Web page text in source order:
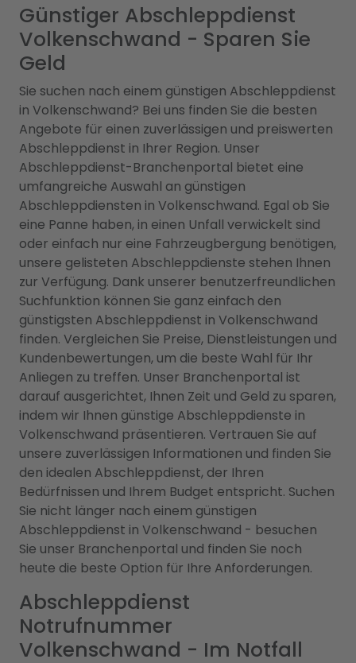
Günstiger Abschleppdienst
Volkenschwand - Sparen Sie
Geld
Sie suchen nach einem günstigen Abschleppdienst
in Volkenschwand? Bei uns finden Sie die besten
Angebote für einen zuverlässigen und preiswerten
Abschleppdienst in Ihrer Region. Unser
Abschleppdienst-Branchenportal bietet eine
umfangreiche Auswahl an günstigen
Abschleppdiensten in Volkenschwand. Egal ob Sie
eine Panne haben, in einen Unfall verwickelt sind
oder einfach nur eine Fahrzeugbergung benötigen,
unsere gelisteten Abschleppdienste stehen Ihnen
zur Verfügung. Dank unserer benutzerfreundlichen
Suchfunktion können Sie ganz einfach den
günstigsten Abschleppdienst in Volkenschwand
finden. Vergleichen Sie Preise, Dienstleistungen und
Kundenbewertungen, um die beste Wahl für Ihr
Anliegen zu treffen. Unser Branchenportal ist
darauf ausgerichtet, Ihnen Zeit und Geld zu sparen,
indem wir Ihnen günstige Abschleppdienste in
Volkenschwand präsentieren. Vertrauen Sie auf
unsere zuverlässigen Informationen und finden Sie
den idealen Abschleppdienst, der Ihren
Bedürfnissen und Ihrem Budget entspricht. Suchen
Sie nicht länger nach einem günstigen
Abschleppdienst in Volkenschwand - besuchen
Sie unser Branchenportal und finden Sie noch
heute die beste Option für Ihre Anforderungen.
Abschleppdienst
Notrufnummer
Volkenschwand - Im Notfall